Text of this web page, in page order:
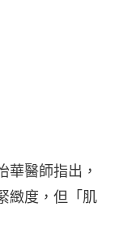
華醫師指出，
緻度，但「肌